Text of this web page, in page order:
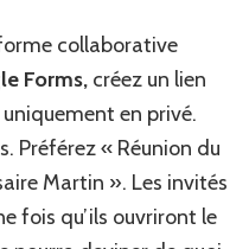
collaborative
Forms, créez un lien
en privé.
Préférez « Réunion du
Martin ». Les invités
fois qu’ils ouvriront le